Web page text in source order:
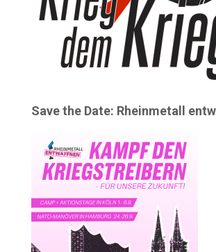
Save the Date: Rheinmetall